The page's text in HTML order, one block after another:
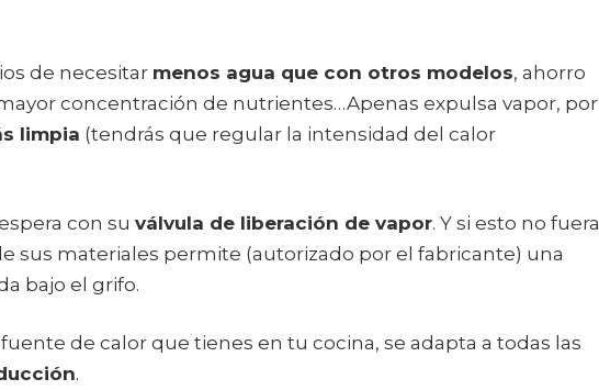
de necesitar menos agua que con otros modelos, ahorro
concentración de nutrientes…Apenas expulsa vapor, por
limpia (tendrás que regular la intensidad del calor
con su válvula de liberación de vapor. Y si esto no fuera
sus materiales permite (autorizado por el fabricante) una
bajo el grifo.
de calor que tienes en tu cocina, se adapta a todas las
.